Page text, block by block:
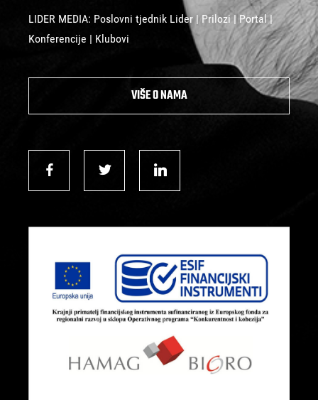
LIDER MEDIA: Poslovni tjednik Lider | Prilozi | Portal |
Konferencije | Klubovi
VIŠE O NAMA